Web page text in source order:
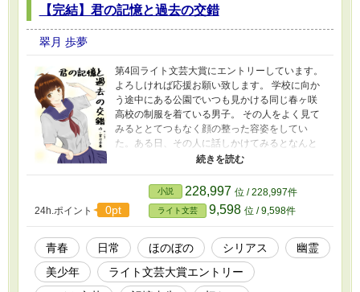
【完結】君の記憶と過去の交錯
翠月 歩夢
第4回ライト文芸大賞にエントリーしています。
よろしければ応援お願い致します。 学校に向か
う途中にある公園でいつも見かける同じ春ヶ咲
高校の制服を着ている男子。 その人をよく見て
みるととてつもなく顔の整った容姿をしてい
た。ある日、その人に話しかけてみるとなんと
幽霊であり自身の名前とこの町のこと以外は覚
空はその青年、零の記憶を取り戻す手伝いをす
ることを申し出る。だが、二人は共に記憶を探
している内に、悲しい真実に気づいてしまう。
そして迎える結末は哀しくも暖かい、優しいも
のだった。 ※エブリスタにも掲載しています。
表紙絵はこなきさんに描いて頂きました。主人
公の桜空を可愛く描いてくれました。 追記
2021/9/13 ジャンル別ランキングに乗れました。
24h.ポイント 0pt
小説 228,997 位 / 228,997件
ライト文芸 9,598 位 / 9,598件
青春 日常 ほのぼの シリアス
幽霊
美少年
ライト文芸大賞エントリー